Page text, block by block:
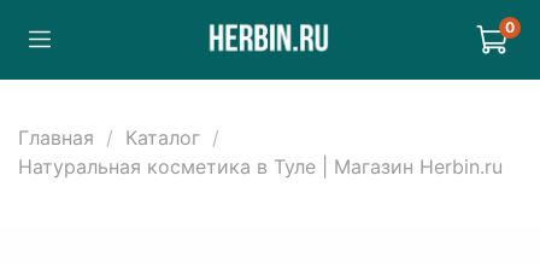
0
Главная
Каталог
Натуральная косметика в Туле | Магазин Herbin.ru